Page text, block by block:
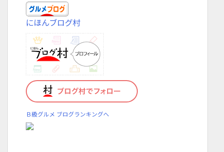
にほんブログ村
Ｂ級グルメ ブログランキングへ